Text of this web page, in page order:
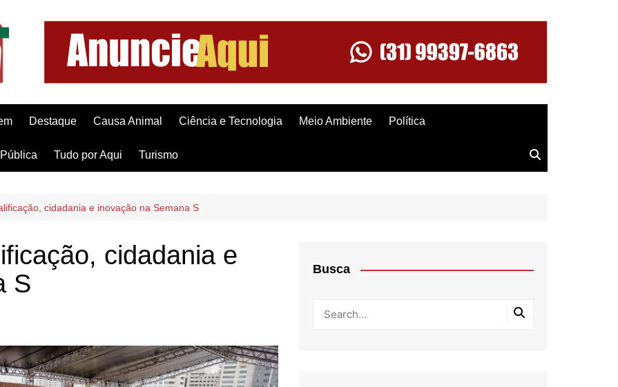
Destaque Causa Animal Ciência e Tecnologia Meio Ambiente Política
Tudo por Aqui Turismo
cidadania e inovação na Semana S
cidadania e
S
Busca